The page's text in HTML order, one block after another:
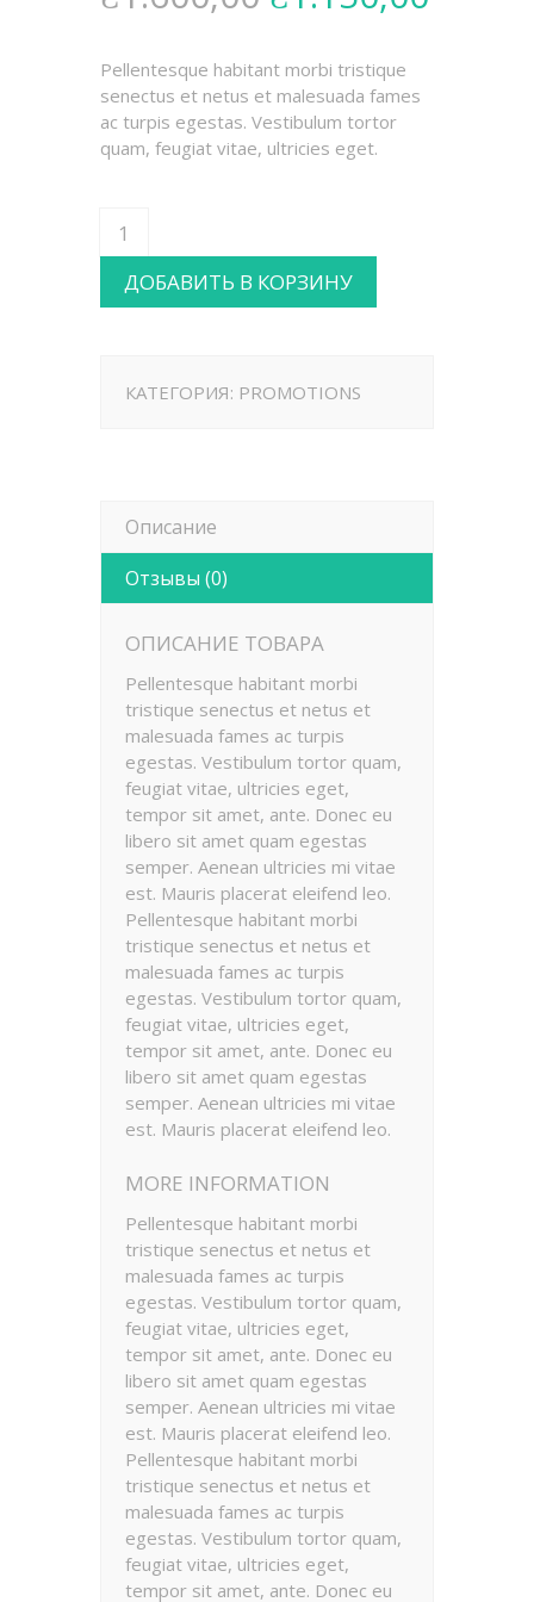
Pellentesque habitant morbi tristique
senectus et netus et malesuada fames
ac turpis egestas. Vestibulum tortor
quam, feugiat vitae, ultricies eget.
ДОБАВИТЬ В КОРЗИНУ
КАТЕГОРИЯ: PROMOTIONS
Описание
Отзывы (0)
ОПИСАНИЕ ТОВАРА
Pellentesque habitant morbi
tristique senectus et netus et
malesuada fames ac turpis
egestas. Vestibulum tortor quam,
feugiat vitae, ultricies eget,
tempor sit amet, ante. Donec eu
libero sit amet quam egestas
semper. Aenean ultricies mi vitae
est. Mauris placerat eleifend leo.
Pellentesque habitant morbi
tristique senectus et netus et
malesuada fames ac turpis
egestas. Vestibulum tortor quam,
feugiat vitae, ultricies eget,
tempor sit amet, ante. Donec eu
libero sit amet quam egestas
semper. Aenean ultricies mi vitae
est. Mauris placerat eleifend leo.
MORE INFORMATION
Pellentesque habitant morbi
tristique senectus et netus et
malesuada fames ac turpis
egestas. Vestibulum tortor quam,
feugiat vitae, ultricies eget,
tempor sit amet, ante. Donec eu
libero sit amet quam egestas
semper. Aenean ultricies mi vitae
est. Mauris placerat eleifend leo.
Pellentesque habitant morbi
tristique senectus et netus et
malesuada fames ac turpis
egestas. Vestibulum tortor quam,
feugiat vitae, ultricies eget,
tempor sit amet, ante. Donec eu